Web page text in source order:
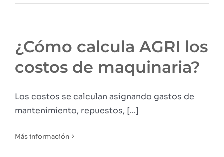
¿Cómo calcula AGRI los
costos de maquinaria?
Los costos se calculan asignando gastos de
mantenimiento, repuestos, [...]
Más información